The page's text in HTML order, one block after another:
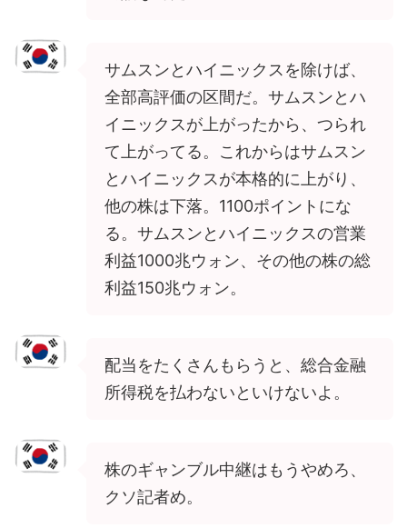
サムスンとハイニックスを除けば、
全部高評価の区間だ。サムスンとハ
イニックスが上がったから、つられ
て上がってる。これからはサムスン
とハイニックスが本格的に上がり、
他の株は下落。1100ポイントにな
る。サムスンとハイニックスの営業
利益1000兆ウォン、その他の株の総
利益150兆ウォン。
配当をたくさんもらうと、総合金融
所得税を払わないといけないよ。
株のギャンブル中継はもうやめろ、
クソ記者め。